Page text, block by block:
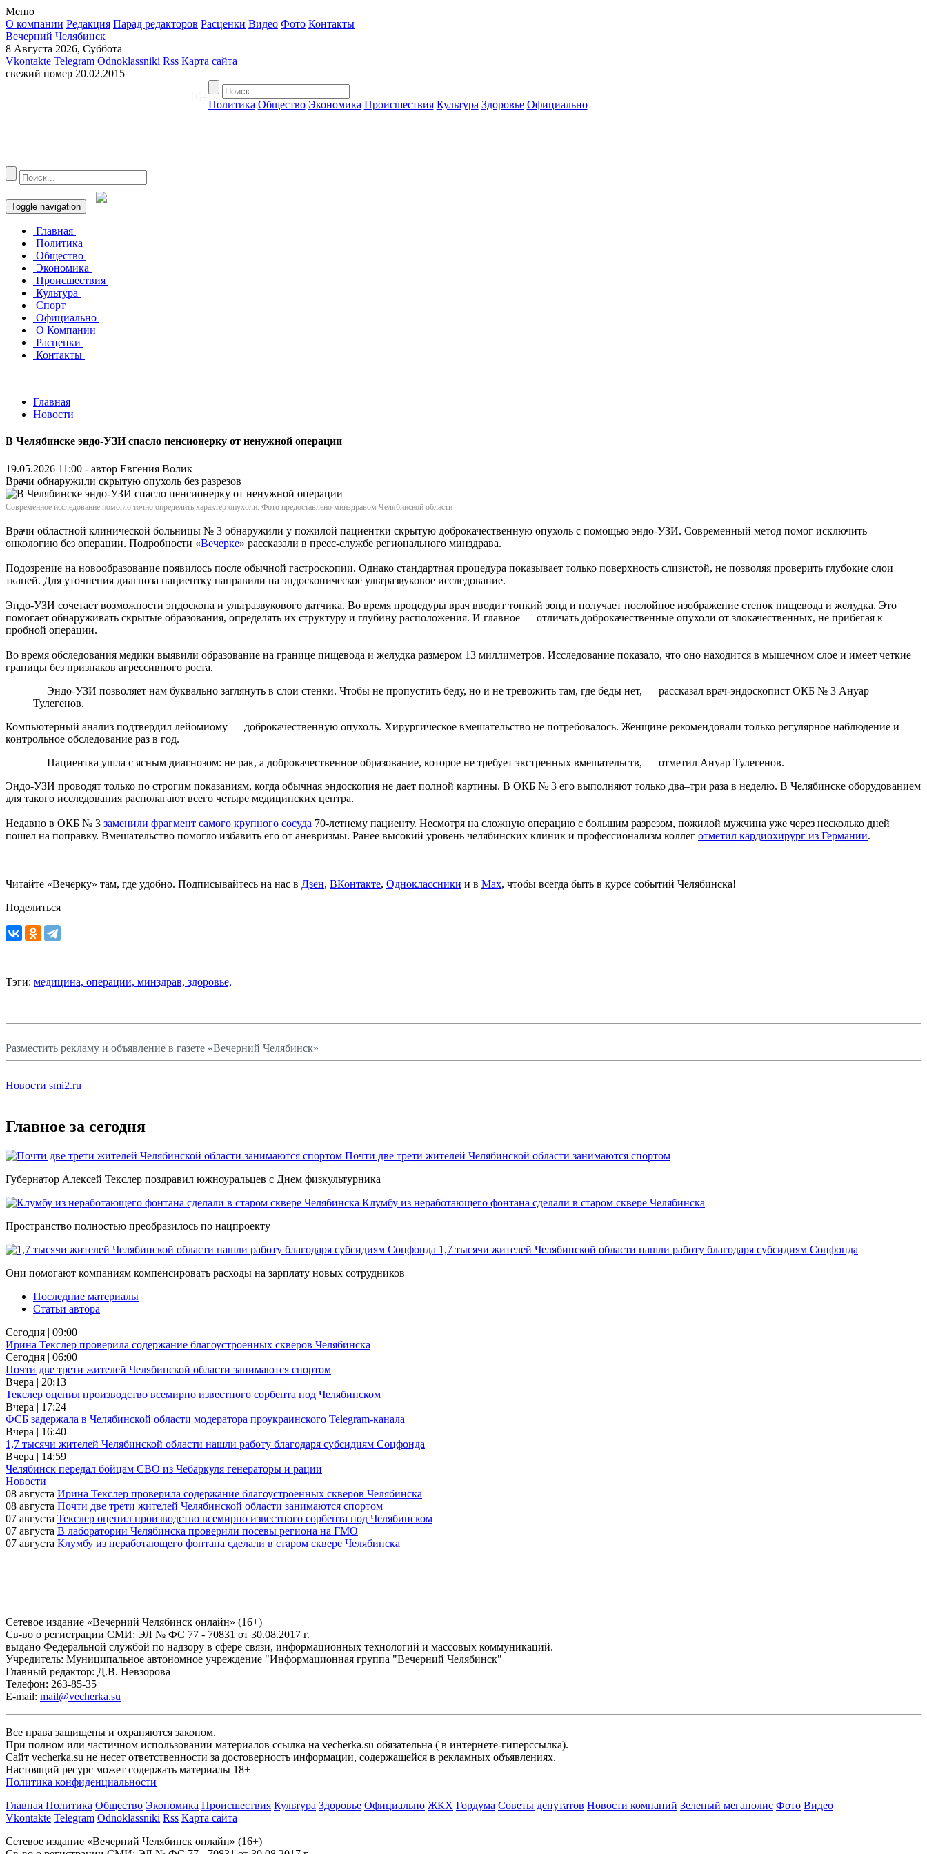
Меню
О компании Редакция Парад редакторов Расценки Видео Фото Контакты
Вечерний Челябинск
8 Августа 2026, Суббота
Vkontakte Telegram Odnoklassniki Rss Карта сайта
свежий номер 20.02.2015
Политика Общество Экономика Происшествия Культура Здоровье Официально
Toggle navigation
Главная
Политика
Общество
Экономика
Происшествия
Культура
Спорт
Официально
О Компании
Расценки
Контакты
Главная
Новости
В Челябинске эндо-УЗИ спасло пенсионерку от ненужной операции
19.05.2026 11:00 - автор Евгения Волик
Врачи обнаружили скрытую опухоль без разрезов
Современное исследование помогло точно определить характер опухоли. Фото предоставлено минздравом Челябинской области
Врачи областной клинической больницы № 3 обнаружили у пожилой пациентки скрытую доброкачественную опухоль с помощью эндо-УЗИ. Современный метод помог исключить
онкологию без операции. Подробности «Вечерке» рассказали в пресс-службе регионального минздрава.
Подозрение на новообразование появилось после обычной гастроскопии. Однако стандартная процедура показывает только поверхность слизистой, не позволяя проверить глубокие слои
тканей. Для уточнения диагноза пациентку направили на эндоскопическое ультразвуковое исследование.
Эндо-УЗИ сочетает возможности эндоскопа и ультразвукового датчика. Во время процедуры врач вводит тонкий зонд и получает послойное изображение стенок пищевода и желудка. Это
помогает обнаруживать скрытые образования, определять их структуру и глубину расположения. И главное — отличать доброкачественные опухоли от злокачественных, не прибегая к
пробной операции.
Во время обследования медики выявили образование на границе пищевода и желудка размером 13 миллиметров. Исследование показало, что оно находится в мышечном слое и имеет четкие
границы без признаков агрессивного роста.
— Эндо-УЗИ позволяет нам буквально заглянуть в слои стенки. Чтобы не пропустить беду, но и не тревожить там, где беды нет, — рассказал врач-эндоскопист ОКБ № 3 Ануар
Тулегенов.
Компьютерный анализ подтвердил лейомиому — доброкачественную опухоль. Хирургическое вмешательство не потребовалось. Женщине рекомендовали только регулярное наблюдение и
контрольное обследование раз в год.
— Пациентка ушла с ясным диагнозом: не рак, а доброкачественное образование, которое не требует экстренных вмешательств, — отметил Ануар Тулегенов.
Эндо-УЗИ проводят только по строгим показаниям, когда обычная эндоскопия не дает полной картины. В ОКБ № 3 его выполняют только два–три раза в неделю. В Челябинске оборудованием
для такого исследования располагают всего четыре медицинских центра.
Недавно в ОКБ № 3 заменили фрагмент самого крупного сосуда 70-летнему пациенту. Несмотря на сложную операцию с большим разрезом, пожилой мужчина уже через несколько дней
пошел на поправку. Вмешательство помогло избавить его от аневризмы. Ранее высокий уровень челябинских клиник и профессионализм коллег отметил кардиохирург из Германии.
Читайте «Вечерку» там, где удобно. Подписывайтесь на нас в Дзен, ВКонтакте, Одноклассники и в Max, чтобы всегда быть в курсе событий Челябинска!
Поделиться
Тэги: медицина, операции, минздрав, здоровье,
Разместить рекламу и объявление в газете «Вечерний Челябинск»
Новости smi2.ru
Главное за сегодня
Почти две трети жителей Челябинской области занимаются спортом
Губернатор Алексей Текслер поздравил южноуральцев с Днем физкультурника
Клумбу из неработающего фонтана сделали в старом сквере Челябинска
Пространство полностью преобразилось по нацпроекту
1,7 тысячи жителей Челябинской области нашли работу благодаря субсидиям Соцфонда
Они помогают компаниям компенсировать расходы на зарплату новых сотрудников
Последние материалы
Статьи автора
Сегодня | 09:00
Ирина Текслер проверила содержание благоустроенных скверов Челябинска
Сегодня | 06:00
Почти две трети жителей Челябинской области занимаются спортом
Вчера | 20:13
Текслер оценил производство всемирно известного сорбента под Челябинском
Вчера | 17:24
ФСБ задержала в Челябинской области модератора проукраинского Telegram-канала
Вчера | 16:40
1,7 тысячи жителей Челябинской области нашли работу благодаря субсидиям Соцфонда
Вчера | 14:59
Челябинск передал бойцам СВО из Чебаркуля генераторы и рации
Новости
08 августа Ирина Текслер проверила содержание благоустроенных скверов Челябинска
08 августа Почти две трети жителей Челябинской области занимаются спортом
07 августа Текслер оценил производство всемирно известного сорбента под Челябинском
07 августа В лаборатории Челябинска проверили посевы региона на ГМО
07 августа Клумбу из неработающего фонтана сделали в старом сквере Челябинска
Сетевое издание «Вечерний Челябинск онлайн» (16+)
Cв-во о регистрации СМИ: ЭЛ № ФС 77 - 70831 от 30.08.2017 г.
выдано Федеральной службой по надзору в сфере связи, информационных технологий и массовых коммуникаций.
Учредитель: Муниципальное автономное учреждение "Информационная группа "Вечерний Челябинск"
Главный редактор: Д.В. Невзорова
Телефон: 263-85-35
E-mail: mail@vecherka.su
Все права защищены и охраняются законом.
При полном или частичном использовании материалов ссылка на vecherka.su обязательна ( в интернете-гиперссылка).
Сайт vecherka.su не несет ответственности за достоверность информации, содержащейся в рекламных объявлениях.
Настоящий ресурс может содержать материалы 18+
Политика конфиденциальности
Главная Политика Общество Экономика Происшествия Культура Здоровье Официально ЖКХ Гордума Советы депутатов Новости компаний Зеленый мегаполис Фото Видео
Vkontakte Telegram Odnoklassniki Rss Карта сайта
Сетевое издание «Вечерний Челябинск онлайн» (16+)